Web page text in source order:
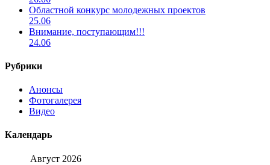
Областной конкурс молодежных проектов
25.06
Внимание, поступающим!!!
24.06
Рубрики
Анонсы
Фотогалерея
Видео
Календарь
Август 2026